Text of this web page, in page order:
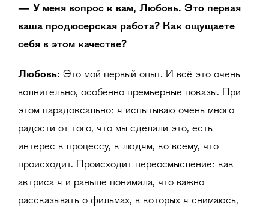
— У меня вопрос к вам, Любовь. Это первая
ваша продюсерская работа? Как ощущаете
себя в этом качестве?
Любовь: Это мой первый опыт. И всё это очень
волнительно, особенно премьерные показы. При
этом парадоксально: я испытываю очень много
радости от того, что мы сделали это, есть
интерес к процессу, к людям, ко всему, что
происходит. Происходит переосмысление: как
актриса я и раньше понимала, что важно
рассказывать о фильмах, в которых я снимаюсь,